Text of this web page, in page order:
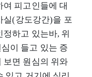
피고인들에 대
실(강도강간)을 포
하고 있는바, 위
이 들고 있는 증
보면 원심의 위와